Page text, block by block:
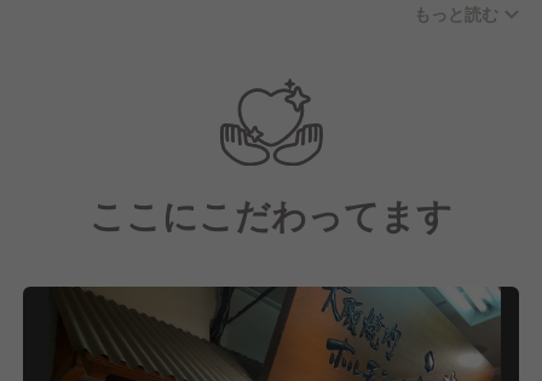
何か困りごとがあれば周りがサポートし、「人」を大
スキルや技術だけでなく、人間力も磨ける職場です。
もっと読む
ここにこだわってます